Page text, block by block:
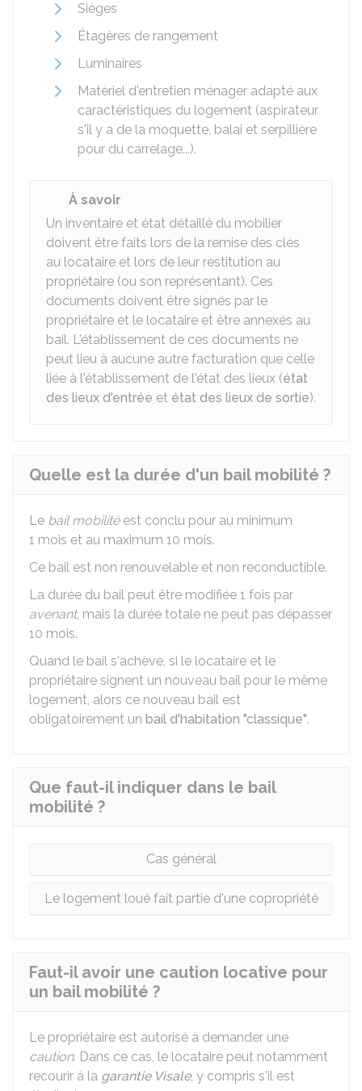
Sièges
Étagères de rangement
Luminaires
Matériel d'entretien ménager adapté aux
caractéristiques du logement (aspirateur
s'il y a de la moquette, balai et serpillière
pour du carrelage...).
À savoir
Un inventaire et état détaillé du mobilier
doivent être faits lors de la remise des clés
au locataire et lors de leur restitution au
propriétaire (ou son représentant). Ces
documents doivent être signés par le
propriétaire et le locataire et être annexés au
bail. L'établissement de ces documents ne
peut lieu à aucune autre facturation que celle
liée à l'établissement de l'état des lieux (état
des lieux d'entrée et état des lieux de sortie).
Quelle est la durée d'un bail mobilité ?
Le bail mobilitéest conclu pour au minimum
1 mois et au maximum 10 mois.
Ce bail est non renouvelable et non reconductible.
La durée du bail peut être modifiée 1 fois par
avenant, mais la durée totale ne peut pas dépasser
10 mois.
Quand le bail s'achève, si le locataire et le
propriétaire signent un nouveau bail pour le même
logement, alors ce nouveau bail est
obligatoirement un bail d'habitation "classique".
Que faut-il indiquer dans le bail
mobilité ?
Cas général
Le logement loué fait partie d'une copropriété
Faut-il avoir une caution locative pour
un bail mobilité ?
Le propriétaire est autorisé à demander une
caution. Dans ce cas, le locataire peut notamment
recourir à la garantie Visale, y compris s'il est